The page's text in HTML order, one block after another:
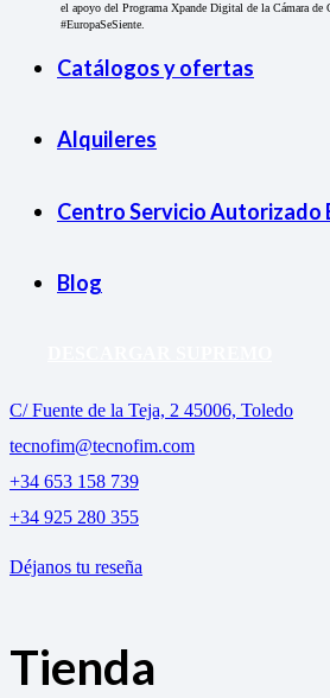
el apoyo del Programa Xpande Digital de la Cámara de
#EuropaSeSiente.
Catálogos y ofertas
Alquileres
Centro Servicio Autorizado
Blog
C/ Fuente de la Teja, 2 45006, Toledo
tecnofim@tecnofim.com
+34 653 158 739
+34 925 280 355
Déjanos tu reseña
Tienda